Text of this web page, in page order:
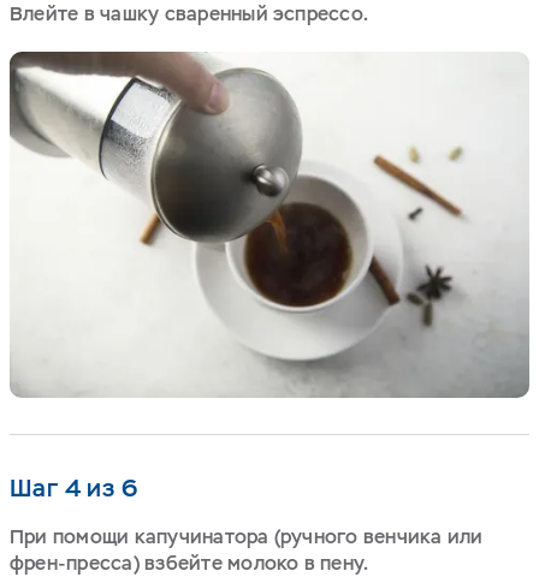
Влейте в чашку сваренный эспрессо.
Шаг 4 из 6
При помощи капучинатора (ручного венчика или
френ-пресса) взбейте молоко в пену.